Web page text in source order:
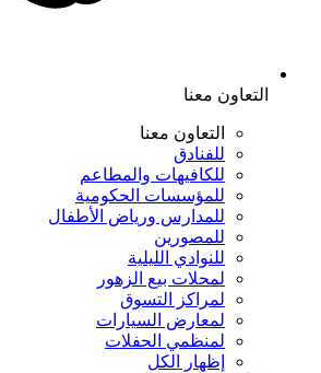
التعاون معنا
التعاون معنا
للفنادق
للكافيهات والمطاعم
للمؤسسات الحكومية
للمدارس ورياض الأطفال
للمصورين
للنوادي الليلية
لمحلات بيع الزهور
لمراكز التسوق
لمعارض السيارات
لمنظمي الحفلات
إظهار الكل